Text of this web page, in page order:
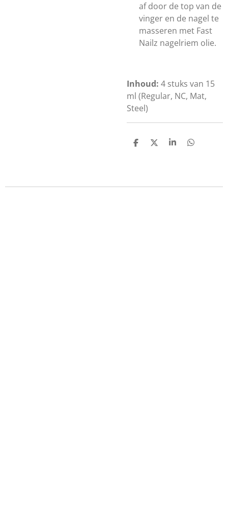
af door de top van de
vinger en de nagel te
masseren met Fast
Nailz nagelriem olie.
Inhoud: 4 stuks van 15
ml (Regular, NC, Mat,
Steel)
D
D
S
D